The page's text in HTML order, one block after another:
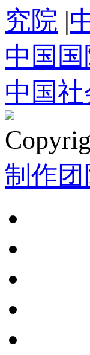
究院 |
中国
中国
制作团